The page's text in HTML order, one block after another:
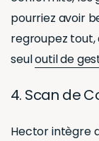
pourriez avoir
regroupez tout,
seuloutil de
4. Scan de
Hector intègre